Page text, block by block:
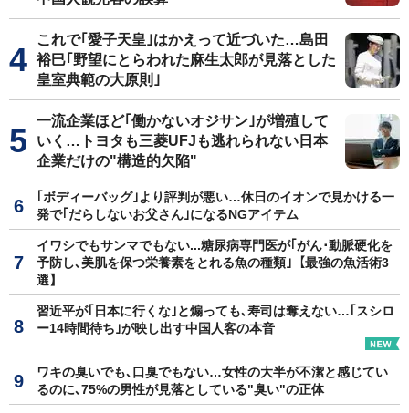
これで｢愛子天皇｣はかえって近づいた…島田
裕巳｢野望にとらわれた麻生太郎が見落とした
皇室典範の大原則｣
一流企業ほど｢働かないオジサン｣が増殖して
いく…トヨタも三菱UFJも逃れられない日本
企業だけの"構造的欠陥"
｢ボディーバッグ｣より評判が悪い…休日のイオンで見かける一
発で｢だらしないお父さん｣になるNGアイテム
イワシでもサンマでもない...糖尿病専門医が｢がん･動脈硬化を
予防し､美肌を保つ栄養素をとれる魚の種類｣【最強の魚活術3
選】
習近平が｢日本に行くな｣と煽っても､寿司は奪えない…｢スシロ
ー14時間待ち｣が映し出す中国人客の本音
ワキの臭いでも､口臭でもない…女性の大半が不潔と感じてい
るのに､75%の男性が見落としている"臭い"の正体